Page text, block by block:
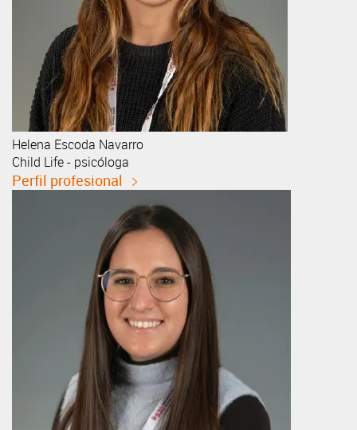
Helena Escoda Navarro
Child Life - psicóloga
Perfil profesional